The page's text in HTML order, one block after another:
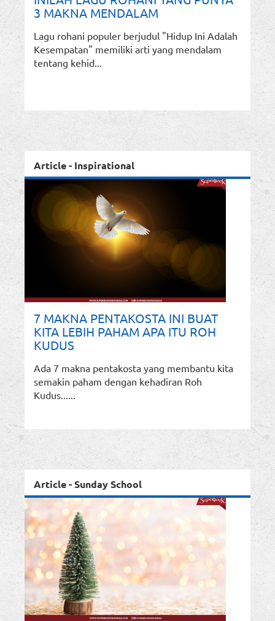
3 MAKNA MENDALAM
Lagu rohani populer berjudul "Hidup Ini Adalah
Kesempatan" memiliki arti yang mendalam
tentang kehid...
Article - Inspirational
7 MAKNA PENTAKOSTA INI BUAT
KITA LEBIH PAHAM APA ITU ROH
KUDUS
Ada 7 makna pentakosta yang membantu kita
semakin paham dengan kehadiran Roh
Kudus......
Article - Sunday School